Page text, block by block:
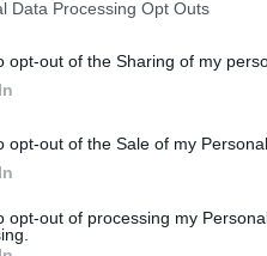
Data Processing Opt Outs
opt-out of the Sharing of my
opt-out of the Sale of my Personal
opt-out of processing my
un 14% menos por
del equipo de Lyon.
estable en torno a
años,aportó el
euros. Pese a la alta